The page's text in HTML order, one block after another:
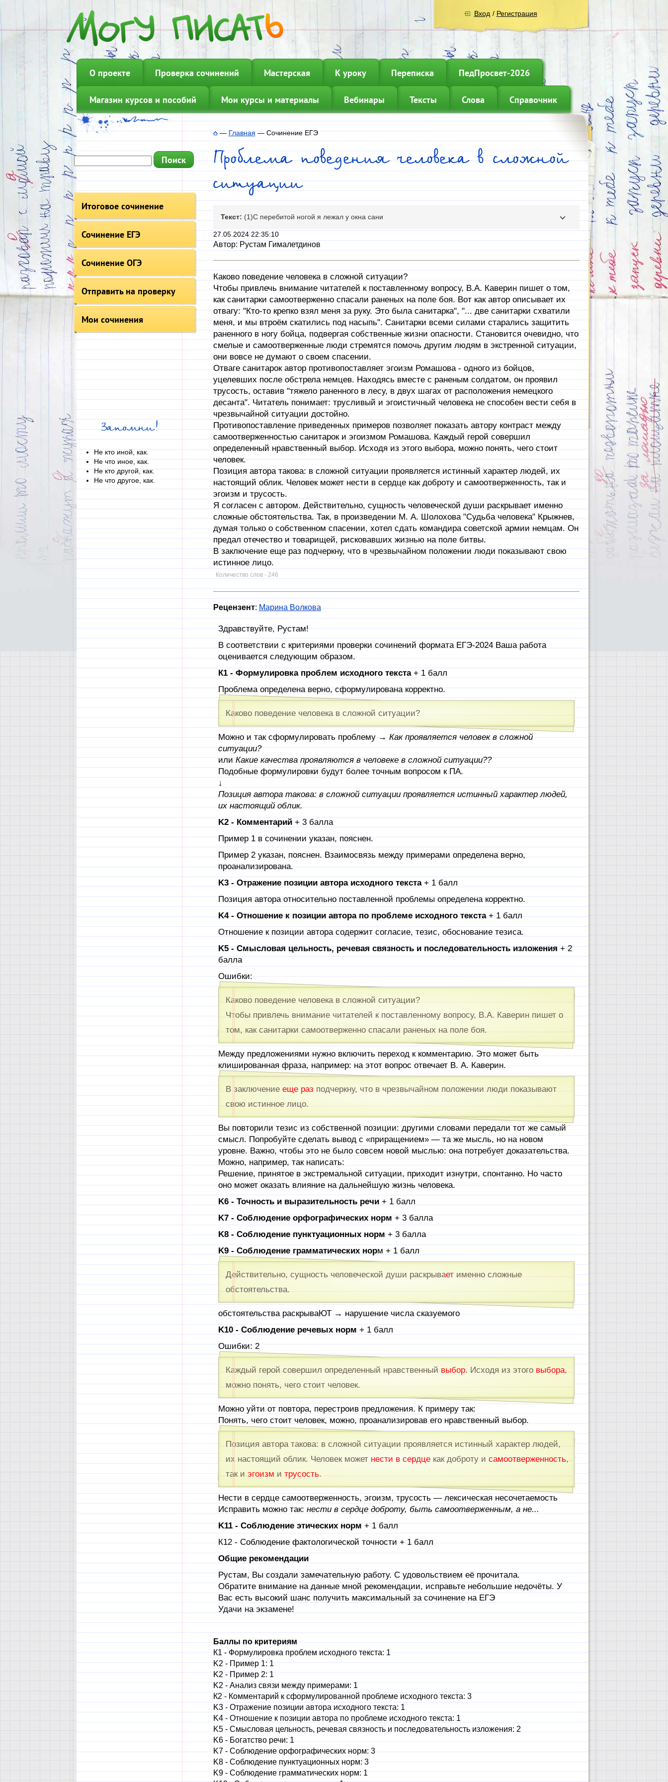
Вход / Регистрация
О проекте Проверка сочинений Мастерская К уроку Переписка ПедПросвет-2026
Магазин курсов и пособий Мои курсы и материалы Вебинары Тексты Слова Справочник
Итоговое сочинение
Сочинение ЕГЭ
Сочинение ОГЭ
Отправить на проверку
Мои сочинения
Запомни!
Не кто иной, как.
Не что иное, как.
Не кто другой, как.
Не что другое, как.
—Главная—Сочинение ЕГЭ
Проблема поведения человека в сложной
ситуации
Текст: (1)С перебитой ногой я лежал у окна сани
27.05.2024 22:35:10
Автор: Рустам Гималетдинов
Каково поведение человека в сложной ситуации?
Чтобы привлечь внимание читателей к поставленному вопросу, В.А. Каверин пишет о том,
как санитарки самоотверженно спасали раненых на поле боя. Вот как автор описывает их
отвагу: "Кто-то крепко взял меня за руку. Это была санитарка", "... две санитарки схватили
меня, и мы втроём скатились под насыпь". Санитарки всеми силами старались защитить
раненного в ногу бойца, подвергая собственные жизни опасности. Становится очевидно, что
смелые и самоотверженные люди стремятся помочь другим людям в экстренной ситуации,
они вовсе не думают о своем спасении.
Отваге санитарок автор противопоставляет эгоизм Ромашова - одного из бойцов,
уцелевших после обстрела немцев. Находясь вместе с раненым солдатом, он проявил
трусость, оставив "тяжело раненного в лесу, в двух шагах от расположения немецкого
десанта". Читатель понимает: трусливый и эгоистичный человека не способен вести себя в
чрезвычайной ситуации достойно.
Противопоставление приведенных примеров позволяет показать автору контраст между
самоотверженностью санитарок и эгоизмом Ромашова. Каждый герой совершил
определенный нравственный выбор. Исходя из этого выбора, можно понять, чего стоит
человек.
Позиция автора такова: в сложной ситуации проявляется истинный характер людей, их
настоящий облик. Человек может нести в сердце как доброту и самоотверженность, так и
эгоизм и трусость.
Я согласен с автором. Действительно, сущность человеческой души раскрывает именно
сложные обстоятельства. Так, в произведении М. А. Шолохова "Судьба человека" Крыжнев,
думая только о собственном спасении, хотел сдать командира советской армии немцам. Он
предал отечество и товарищей, рисковавших жизнью на поле битвы.
В заключение еще раз подчеркну, что в чрезвычайном положении люди показывают свою
истинное лицо.
Количество слов - 246
Рецензент:Марина Волкова
Здравствуйте, Рустам!
В соответствии с критериями проверки сочинений формата ЕГЭ-2024 Ваша работа
оценивается следующим образом.
К1 - Формулировка проблем исходного текста+ 1 балл
Проблема определена верно, сформулирована корректно.
Каково поведение человека в сложной ситуации?
Можно и так сформулировать проблему →Как проявляется человек в сложной
ситуации?
илиКакие качества проявляются в человеке в сложной ситуации??
Подобные формулировки будут более точным вопросом к ПА.
↓
Позиция автора такова: в сложной ситуации проявляется истинный характер людей,
их настоящий облик.
K2 - Комментарий+ 3 балла
Пример 1 в сочинении указан, пояснен.
Пример 2 указан, пояснен. Взаимосвязь между примерами определена верно,
проанализирована.
K3 - Отражение позиции автора исходного текста+ 1 балл
Позиция автора относительно поставленной проблемы определена корректно.
K4 - Отношение к позиции автора по проблеме исходного текста+ 1 балл
Отношение к позиции автора содержит согласие, тезис, обоснование тезиса.
K5 - Смысловая цельность, речевая связность и последовательность изложения+ 2
балла
Ошибки:
Каково поведение человека в сложной ситуации?
Чтобы привлечь внимание читателей к поставленному вопросу, В.А. Каверин пишет о
том, как санитарки самоотверженно спасали раненых на поле боя.
Между предложениями нужно включить переход к комментарию. Это может быть
клишированная фраза, например: на этот вопрос отвечает В. А. Каверин.
В заключение еще разподчеркну, что в чрезвычайном положении люди показывают
свою истинное лицо.
Вы повторили тезис из собственной позиции: другими словами передали тот же самый
смысл. Попробуйте сделать вывод с «приращением» — та же мысль, но на новом
уровне. Важно, чтобы это не было совсем новой мыслью: она потребует доказательства.
Можно, например, так написать:
Решение, принятое в экстремальной ситуации, приходит изнутри, спонтанно. Но часто
оно может оказать влияние на дальнейшую жизнь человека.
K6 - Точность и выразительность речи + 1 балл
K7 - Соблюдение орфографических норм+ 3 балла
K8 - Соблюдение пунктуационных норм+ 3 балла
K9 - Соблюдение грамматических норм + 1 балл
Действительно, сущность человеческой души раскрывает именно сложные
обстоятельства.
обстоятельства раскрываЮТ → нарушение числа сказуемого
K10 - Соблюдение речевых норм + 1 балл
Ошибки: 2
Каждый герой совершил определенный нравственный выбор. Исходя из этого выбора,
можно понять, чего стоит человек.
Можно уйти от повтора, перестроив предложения. К примеру так:
Понять, чего стоит человек, можно, проанализировав его нравственный выбор.
Позиция автора такова: в сложной ситуации проявляется истинный характер людей,
их настоящий облик. Человек может нести в сердцекак доброту и самоотверженность,
так и эгоизм и трусость.
Нести в сердце самоотверженность, эгоизм, трусость — лексическая несочетаемость
Исправить можно так: нести в сердце доброту, быть самоотверженным, а не...
K11 - Соблюдение этических норм+ 1 балл
К12 - Соблюдение фактологической точности + 1 балл
Общие рекомендации
Рустам, Вы создали замечательную работу. С удовольствием её прочитала.
Обратите внимание на данные мной рекомендации, исправьте небольшие недочёты. У
Вас есть высокий шанс получить максимальный за сочинение на ЕГЭ
Удачи на экзамене!
Баллы по критериям
К1 - Формулировка проблем исходного текста: 1
K2 - Пример 1: 1
K2 - Пример 2: 1
K2 - Анализ связи между примерами: 1
К2 - Комментарий к сформулированной проблеме исходного текста: 3
K3 - Отражение позиции автора исходного текста: 1
K4 - Отношение к позиции автора по проблеме исходного текста: 1
K5 - Смысловая цельность, речевая связность и последовательность изложения: 2
K6 - Богатство речи: 1
K7 - Соблюдение орфографических норм: 3
K8 - Соблюдение пунктуационных норм: 3
K9 - Соблюдение грамматических норм: 1